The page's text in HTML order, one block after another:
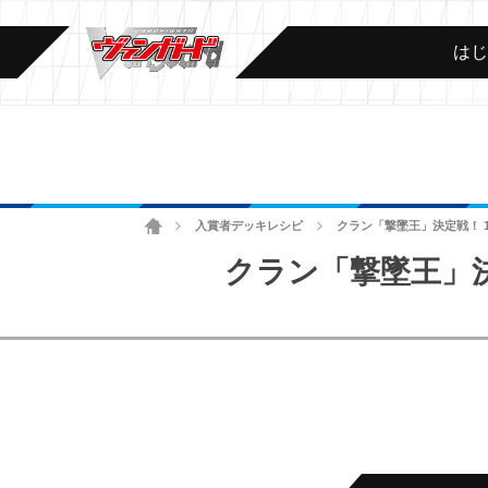
は
ホーム 入賞者デッキレシピ クラン「撃墜王」決定戦！
クラン「撃墜王」